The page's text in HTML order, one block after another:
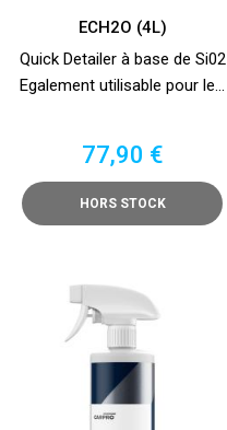
ECH2O (4L)
Quick Detailer à base de Si02
Egalement utilisable pour le...
Prix
77,90 €
HORS STOCK